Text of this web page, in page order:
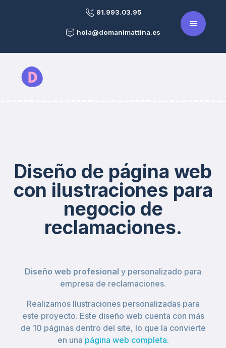
91.993.03.95
hola@domanimattina.es
Diseño de página web
con ilustraciones para
negocio de
reclamaciones.
Diseño web profesional y personalizado para
empresa de reclamaciones.
Realizamos Ilustraciones personalizadas para
este proyecto. Este diseño web cuenta con más
de 10 páginas dentro del site, lo que la convierte
en una página web completa.